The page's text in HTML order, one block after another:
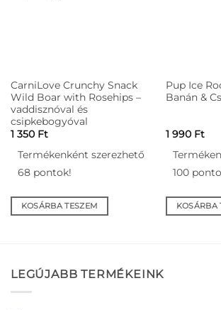
CarniLove Crunchy Snack
Wild Boar with Rosehips –
vaddisznóval és
csipkebogyóval
1 350 Ft
Termékenként szerezhető
68 pontok!
KOSÁRBA TESZEM
Pup Ice
Banán &
1 990 Ft
100
KOSÁRBA
LEGÚJABB TERMÉKEINK